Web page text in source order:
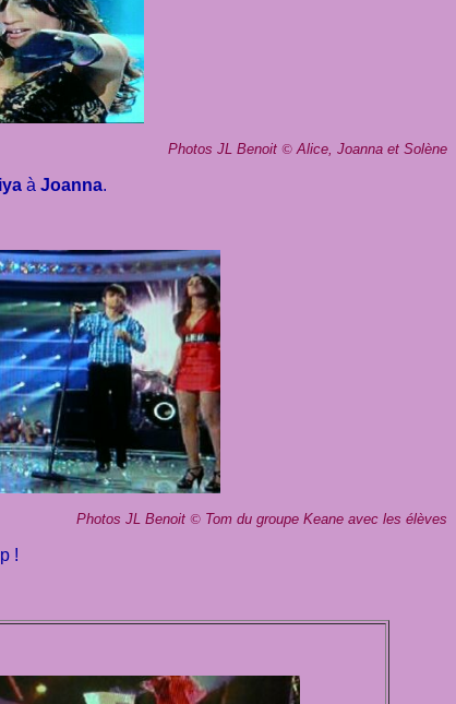
Photos JL Benoit © Alice, Joanna et Solène
à Joanna.
Photos JL Benoit © Tom du groupe Keane avec les élèves
!